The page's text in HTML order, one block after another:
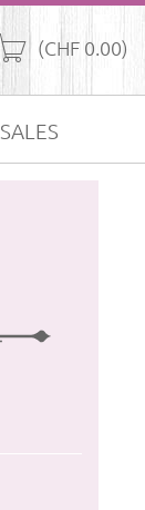
(CHF 0.00)
SALES